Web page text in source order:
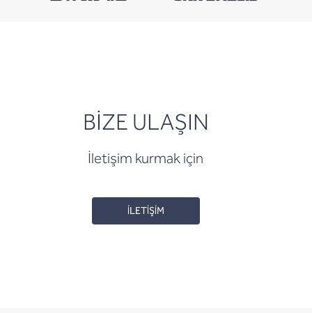
BİZE ULAŞIN
İletişim kurmak için
İLETİŞİM